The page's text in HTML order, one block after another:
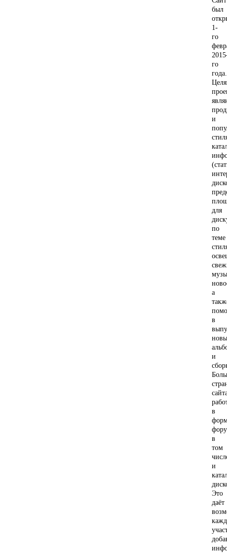
был
1-
го
го
года.
и
для
по
теме
а
в
и
в
в
том
и
Это
даёт